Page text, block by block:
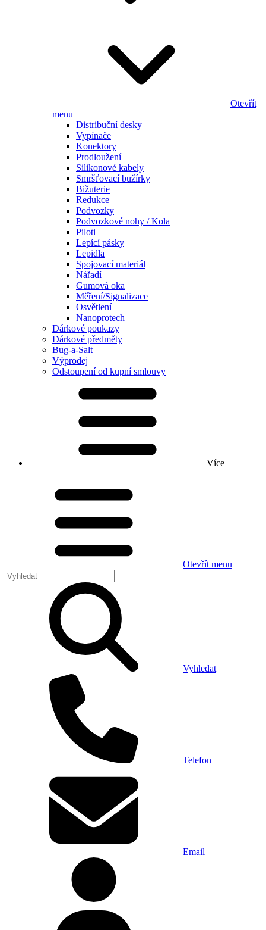
Otevřít
menu
Distribuční desky
Vypínače
Konektory
Prodloužení
Silikonové kabely
Smršťovací bužírky
Bižuterie
Redukce
Podvozky
Podvozkové nohy / Kola
Piloti
Lepící pásky
Lepidla
Spojovací materiál
Nářadí
Gumová oka
Měření/Signalizace
Osvětlení
Nanoprotech
Dárkové poukazy
Dárkové předměty
Bug-a-Salt
Výprodej
Odstoupení od kupní smlouvy
Více
Otevřít menu
Vyhledat
Telefon
Email